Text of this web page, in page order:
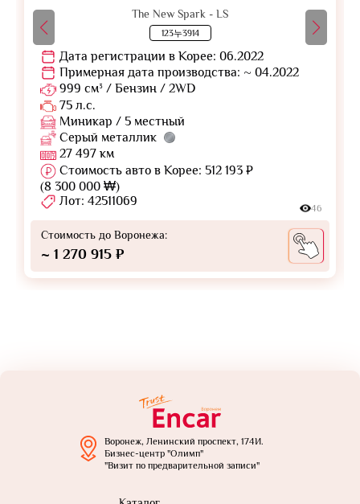
The New Spark - LS
123누3914
Дата регистрации в Корее: 06.2022
Примерная дата производства: ~ 04.2022
999 см³ / Бензин / 2WD
75 л.с.
Миникар / 5 местный
Серый металлик
27 497 км
Стоимость авто в Корее: 512 193 ₽
(8 300 000 ₩)
Лот: 42511069
46
Стоимость до Воронежа:
~ 1 270 915 ₽
Воронеж, Ленинский проспект, 174И.
Бизнес-центр "Олимп"
"Визит по предварительной записи"